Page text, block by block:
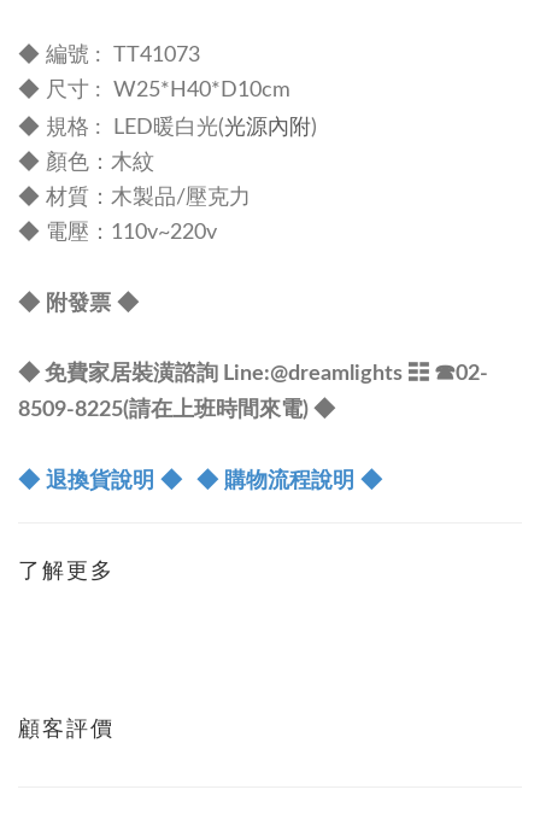
◆ 編號 : TT41073
◆ 尺寸 : W25*H40*D10cm
◆ 規格 : LED暖白光(光源內附)
◆ 顏色：木紋
◆ 材質：木製品/壓克力
◆ 電壓：110v~220v
◆ 附發票 ◆
◆ 免費家居裝潢諮詢 Line:@dreamlights ☷ ☎02-
8509-8225(請在上班時間來電) ◆
◆ 退換貨說明 ◆ ◆ 購物流程說明 ◆
了解更多
顧客評價